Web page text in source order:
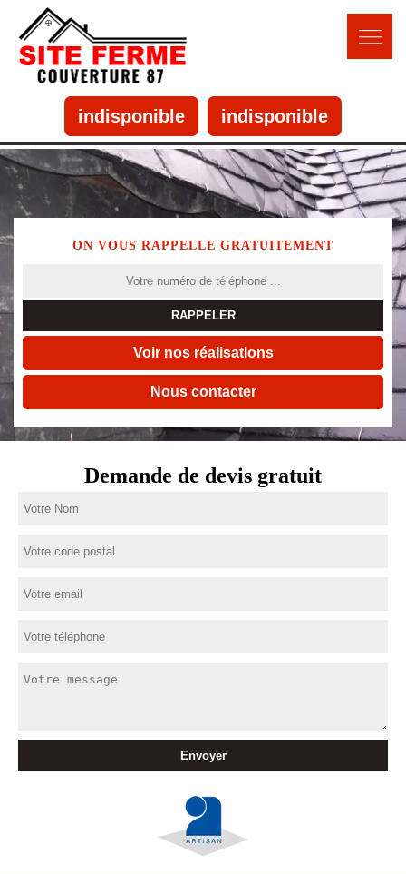
indisponible indisponible
ON VOUS RAPPELLE GRATUITEMENT
Voir nos réalisations
Nous contacter
Demande de devis gratuit